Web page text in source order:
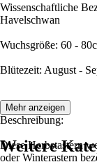
Wissenschaftliche
Havelschwan
Wuchsgröße: 60 -
Blütezeit: August -
Beschreibung:
Diese Herbstastern
oder Winterastern
Mehr anzeigen
Weitere